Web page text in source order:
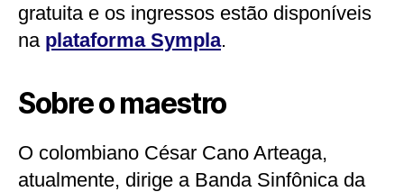
gratuita e os ingressos estão disponíveis
na plataforma Sympla.
Sobre o maestro
O colombiano César Cano Arteaga,
atualmente, dirige a Banda Sinfônica da